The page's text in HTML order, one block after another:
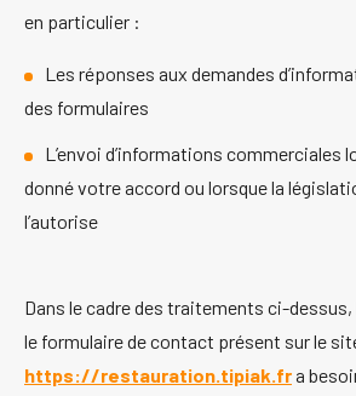
en particulier :
Les réponses aux demandes
des formulaires
L’envoi d’informations commerciales
donné votre accord ou lorsque la
l’autorise
Dans le cadre des traitements ci-
le formulaire de contact présent sur le
https://restauration.tipiak.fra